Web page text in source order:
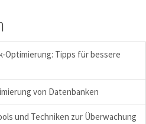
Optimierung: Tipps für bessere
von Datenbanken
und Techniken zur Überwachung